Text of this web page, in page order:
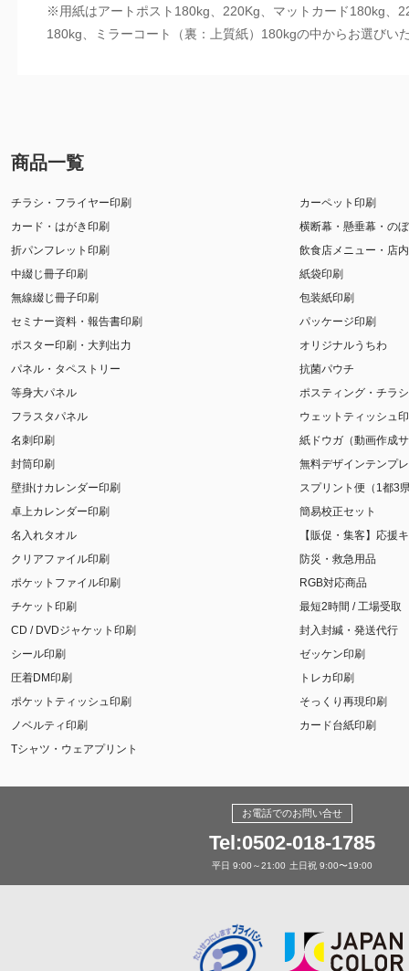
※用紙はアートポスト180kg、220Kg、マットカード180kg、
180kg、ミラーコート（裏：上質紙）180kgの中からお選びい
商品一覧
チラシ・フライヤー印刷
カード・はがき印刷
折パンフレット印刷
中綴じ冊子印刷
無線綴じ冊子印刷
セミナー資料・報告書印刷
ポスター印刷・大判出力
パネル・タペストリー
等身大パネル
フラスタパネル
名刺印刷
封筒印刷
壁掛けカレンダー印刷
卓上カレンダー印刷
名入れタオル
クリアファイル印刷
ポケットファイル印刷
チケット印刷
CD / DVDジャケット印刷
シール印刷
圧着DM印刷
ポケットティッシュ印刷
ノベルティ印刷
Tシャツ・ウェアプリント
カーペット印刷
横断幕・懸垂幕・の
飲食店メニュー・店
紙袋印刷
包装紙印刷
パッケージ印刷
オリジナルうちわ
抗菌パウチ
ポスティング・チラ
ウェットティッシュ
紙ドウガ（動画作成
無料デザインテンプ
スプリント便（1都3
簡易校正セット
【販促・集客】応援
防災・救急用品
RGB対応商品
最短2時間 / 工場受取
封入封緘・発送代行
ゼッケン印刷
トレカ印刷
そっくり再現印刷
カード台紙印刷
お電話でのお問い合せ
Tel:0502-018-1785
平日 9:00～21:00 土日祝 9:00〜19:00